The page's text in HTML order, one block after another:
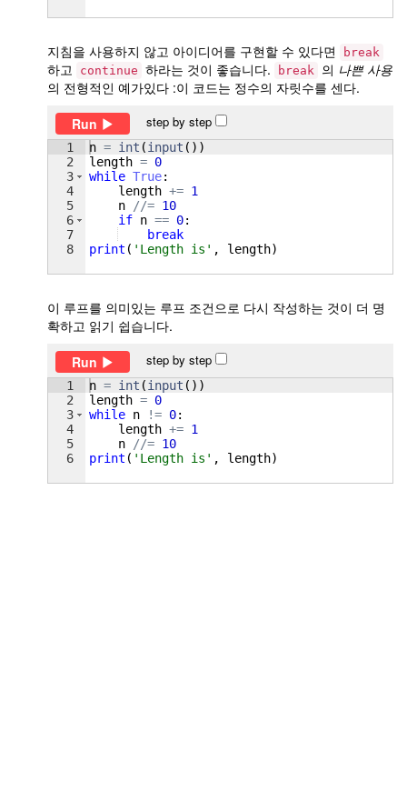
지침을 사용하지 않고 아이디어를 구현할 수 있다면 break
하고 continue 하라는 것이 좋습니다. break 의 나쁜 사용
의 전형적인 예가있다 :이 코드는 정수의 자릿수를 센다.
Run
step by step
1
2
3
4
5
6
7
8
n = int (input ( ))
length = 0
while True:
length += 1
n
//= 10
if n == 0:
break
print ( 'Length is' , length)
이 루프를 의미있는 루프 조건으로 다시 작성하는 것이 더 명
확하고 읽기 쉽습니다.
Run
step by step
1
2
3
4
5
6
n = int (input ( ))
length = 0
while n != 0:
length += 1
n
//= 10
print ( 'Length is' , length)